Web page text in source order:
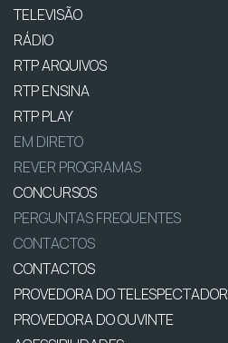
TELEVISÃO
RÁDIO
RTP ARQUIVOS
RTP ENSINA
RTP PLAY
EM DIRETO
REVER PROGRAMAS
CONCURSOS
PERGUNTAS FREQUENTES
CONTACTOS
CONTACTOS
PROVEDORA DO TELESPECTADOR
PROVEDORA DO OUVINTE